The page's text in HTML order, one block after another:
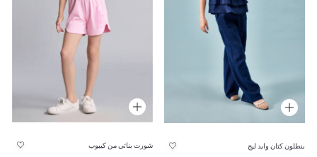
بنطلون كتان وايد ليج شورت بناتي من كيبوب